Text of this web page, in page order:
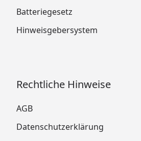
Batteriegesetz
Hinweisgebersystem
Rechtliche Hinweise
AGB
Datenschutzerklärung